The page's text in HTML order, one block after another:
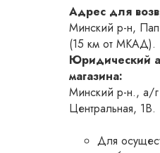
Адрес для
Минский р-н,
(15 км от МКАД).
Юридический
магазина:
Минский р-н., а/
Центральная, 1B.
Для